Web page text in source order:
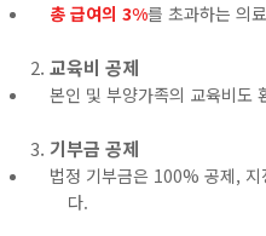
총 급여의 3%를 초과하는 의
교육비 공제
본인 및 부양가족의 교육비도
기부금 공제
법정 기부금은 100% 공제,
다.